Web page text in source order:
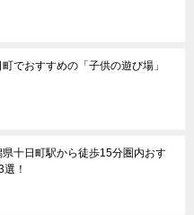
でおすすめの「子供の遊び場」
県十日町駅から徒歩15分圏内おす
！